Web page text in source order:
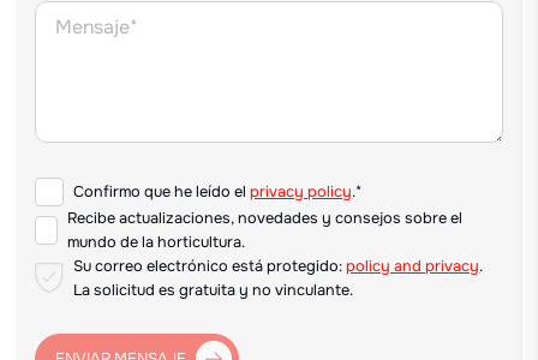
Confirmo que he leído elprivacy policy.*
Recibe actualizaciones, novedades y consejos sobre el
mundo de la horticultura.
Su correo electrónico está protegido:policy and privacy.
La solicitud es gratuita y no vinculante.